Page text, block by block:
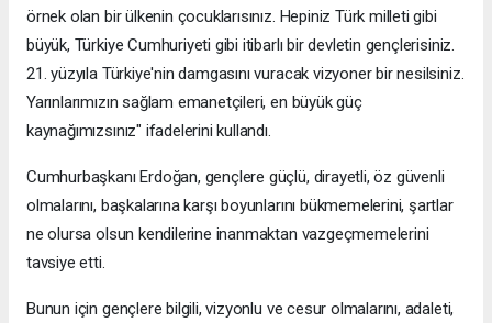
örnek olan bir ülkenin çocuklarısınız. Hepiniz Türk milleti gibi
büyük, Türkiye Cumhuriyeti gibi itibarlı bir devletin gençlerisiniz.
21. yüzyıla Türkiye'nin damgasını vuracak vizyoner bir nesilsiniz.
Yarınlarımızın sağlam emanetçileri, en büyük güç
kaynağımızsınız" ifadelerini kullandı.
Cumhurbaşkanı Erdoğan, gençlere güçlü, dirayetli, öz güvenli
olmalarını, başkalarına karşı boyunlarını bükmemelerini, şartlar
ne olursa olsun kendilerine inanmaktan vazgeçmemelerini
tavsiye etti.
Bunun için gençlere bilgili, vizyonlu ve cesur olmalarını, adaleti,